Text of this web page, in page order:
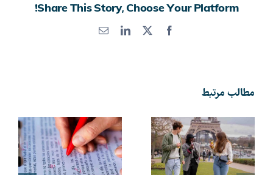
Share This Story, Choose Your Platform!
Facebook
X
LinkedInپست
مطالب مرتبط